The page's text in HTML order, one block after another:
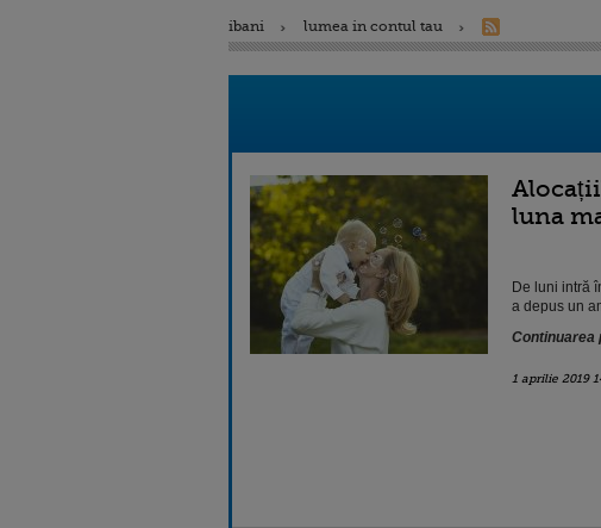
ibani lumea in contul tau
luna
De luni intră
a depus un
Continuarea
1 aprilie 2019